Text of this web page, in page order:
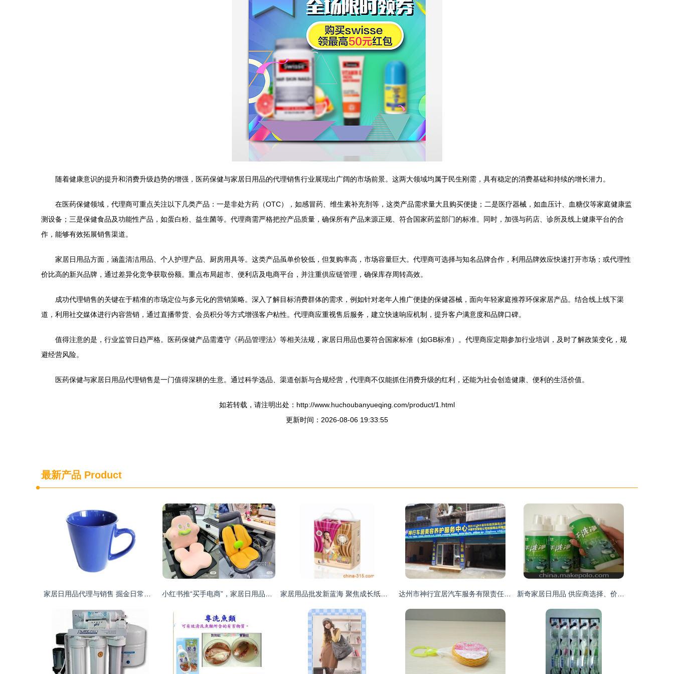
随着健康意识的提升和消费升级趋势的增强，医药保健与家居日用品的代理销售行业展现出广阔的市场前景。这两大领域均属于民生刚需，具有稳定的消费基础和持续的增长潜力。
在医药保健领域，代理商可重点关注以下几类产品：一是非处方药（OTC），如感冒药、维生素补充剂等，这类产品需求量大且购买便捷；二是医疗器械，如血压计、血糖仪等家庭健康监
测设备；三是保健食品及功能性产品，如蛋白粉、益生菌等。代理商需严格把控产品质量，确保所有产品来源正规、符合国家药监部门的标准。同时，加强与药店、诊所及线上健康平台的合
作，能够有效拓展销售渠道。
家居日用品方面，涵盖清洁用品、个人护理产品、厨房用具等。这类产品虽单价较低，但复购率高，市场容量巨大。代理商可选择与知名品牌合作，利用品牌效应快速打开市场；或代理性
价比高的新兴品牌，通过差异化竞争获取份额。重点布局超市、便利店及电商平台，并注重供应链管理，确保库存周转高效。
成功代理销售的关键在于精准的市场定位与多元化的营销策略。深入了解目标消费群体的需求，例如针对老年人推广便捷的保健器械，面向年轻家庭推荐环保家居产品。结合线上线下渠
道，利用社交媒体进行内容营销，通过直播带货、会员积分等方式增强客户粘性。代理商应重视售后服务，建立快速响应机制，提升客户满意度和品牌口碑。
值得注意的是，行业监管日趋严格。医药保健产品需遵守《药品管理法》等相关法规，家居日用品也要符合国家标准（如GB标准）。代理商应定期参加行业培训，及时了解政策变化，规
避经营风险。
医药保健与家居日用品代理销售是一门值得深耕的生意。通过科学选品、渠道创新与合规经营，代理商不仅能抓住消费升级的红利，还能为社会创造健康、便利的生活价值。
如若转载，请注明出处：http://www.huchoubanyueqing.com/product/1.html
更新时间：2026-08-06 19:33:55
最新产品 Product